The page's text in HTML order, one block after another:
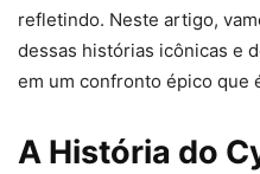
refletindo. Neste artigo,
dessas histórias icônicas e
em um confronto épico que
A História do